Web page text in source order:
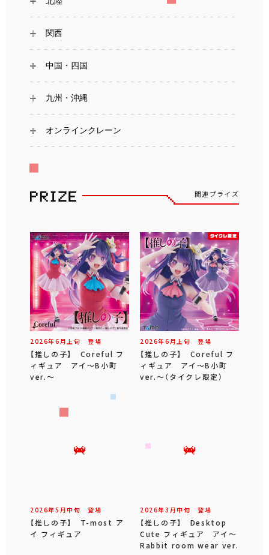
関西
中国・四国
九州・沖縄
オンラインクレーン
関連プライズ
2026年6 月 上旬 登場
【推しの子】 Coreful フ
ィギュア アイ～B小町
ver.～
2026年6 月 上旬 登場
【推しの子】 Coreful フ
ィギュア アイ～B小町
ver.～（タイクレ限定）
2026年5 月中旬 登場
【推しの子】 T-most ア
イ フィギュア
2026年3 月中旬 登場
【推しの子】 Desktop
Cute フィギュア アイ～
Rabbit room wear ver.